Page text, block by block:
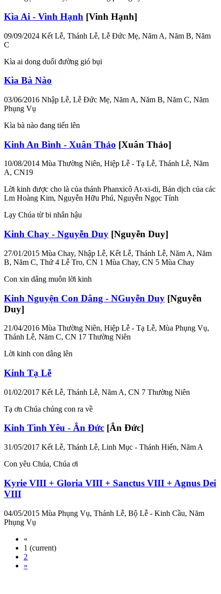
Kìa Ai - Vinh Hạnh [Vinh Hạnh]
09/09/2024 Kết Lễ, Thánh Lễ, Lễ Đức Mẹ, Năm A, Năm B, Năm
C
Kìa ai dong duổi đường gió bụi
Kìa Bà Nào
03/06/2016 Nhập Lễ, Lễ Đức Mẹ, Năm A, Năm B, Năm C, Năm
Phụng Vụ
Kìa bà nào đang tiến lên
Kinh An Bình - Xuân Thảo [Xuân Thảo]
10/08/2014 Mùa Thường Niên, Hiệp Lễ - Tạ Lễ, Thánh Lễ, Năm
A, CN19
Lời kinh được cho là của thánh Phanxicô At-xi-di, Bản dịch của các
Lm Hoàng Kim, Nguyễn Hữu Phú, Nguyễn Ngọc Tỉnh
Lạy Chúa từ bi nhân hậu
Kinh Chay - Nguyễn Duy [Nguyễn Duy]
27/01/2015 Mùa Chay, Nhập Lễ, Kết Lễ, Thánh Lễ, Năm A, Năm
B, Năm C, Thứ 4 Lễ Tro, CN 1 Mùa Chay, CN 5 Mùa Chay
Con xin dâng muôn lời kinh
Kinh Nguyện Con Dâng - NGuyễn Duy [Nguyễn
Duy]
21/04/2016 Mùa Thường Niên, Hiệp Lễ - Tạ Lễ, Mùa Phụng Vụ,
Thánh Lễ, Năm C, CN 17 Thường Niên
Lời kinh con dâng lên
Kinh Tạ Lễ
01/02/2017 Kết Lễ, Thánh Lễ, Năm A, CN 7 Thường Niên
Tạ ơn Chúa chúng con ra về
Kinh Tình Yêu - Ân Đức [Ân Đức]
31/05/2017 Kết Lễ, Thánh Lễ, Linh Mục - Thánh Hiến, Năm A
Con yêu Chúa, Chúa ơi
Kyrie VIII + Gloria VIII + Sanctus VIII + Agnus Dei
VIII
04/05/2015 Mùa Phụng Vụ, Thánh Lễ, Bộ Lễ - Kinh Cầu, Năm
Phụng Vụ
«
1 (current)
2
»